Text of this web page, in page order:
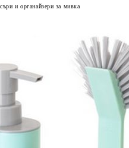
и органайзери за мивка